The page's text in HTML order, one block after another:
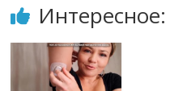
Интересное: